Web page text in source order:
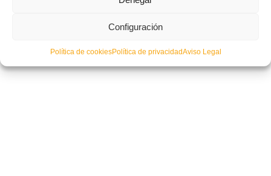
Configuración
Política de cookiesPolítica de privacidadAviso Legal